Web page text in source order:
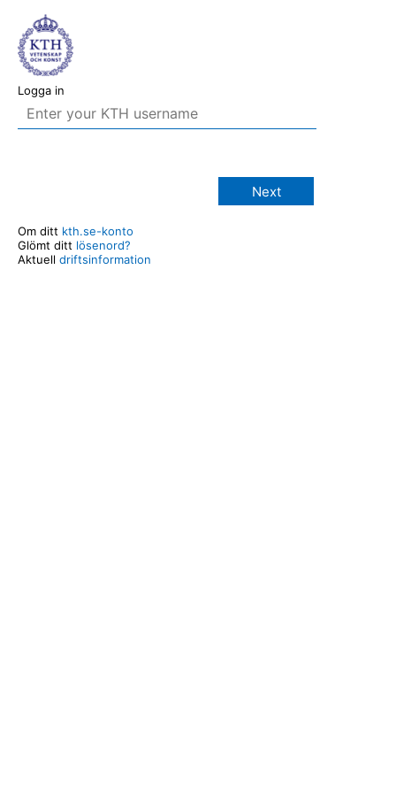
Logga in
Next
Om ditt kth.se-konto
Glömt ditt lösenord?
Aktuell driftsinformation